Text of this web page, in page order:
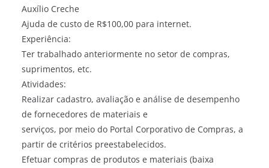
Auxílio Creche
Ajuda de custo de R$100,00 para internet.
Experiência:
Ter trabalhado anteriormente no setor de compras,
suprimentos, etc.
Atividades:
Realizar cadastro, avaliação e análise de desempenho
de fornecedores de materiais e
serviços, por meio do Portal Corporativo de Compras, a
partir de critérios preestabelecidos.
Efetuar compras de produtos e materiais (baixa